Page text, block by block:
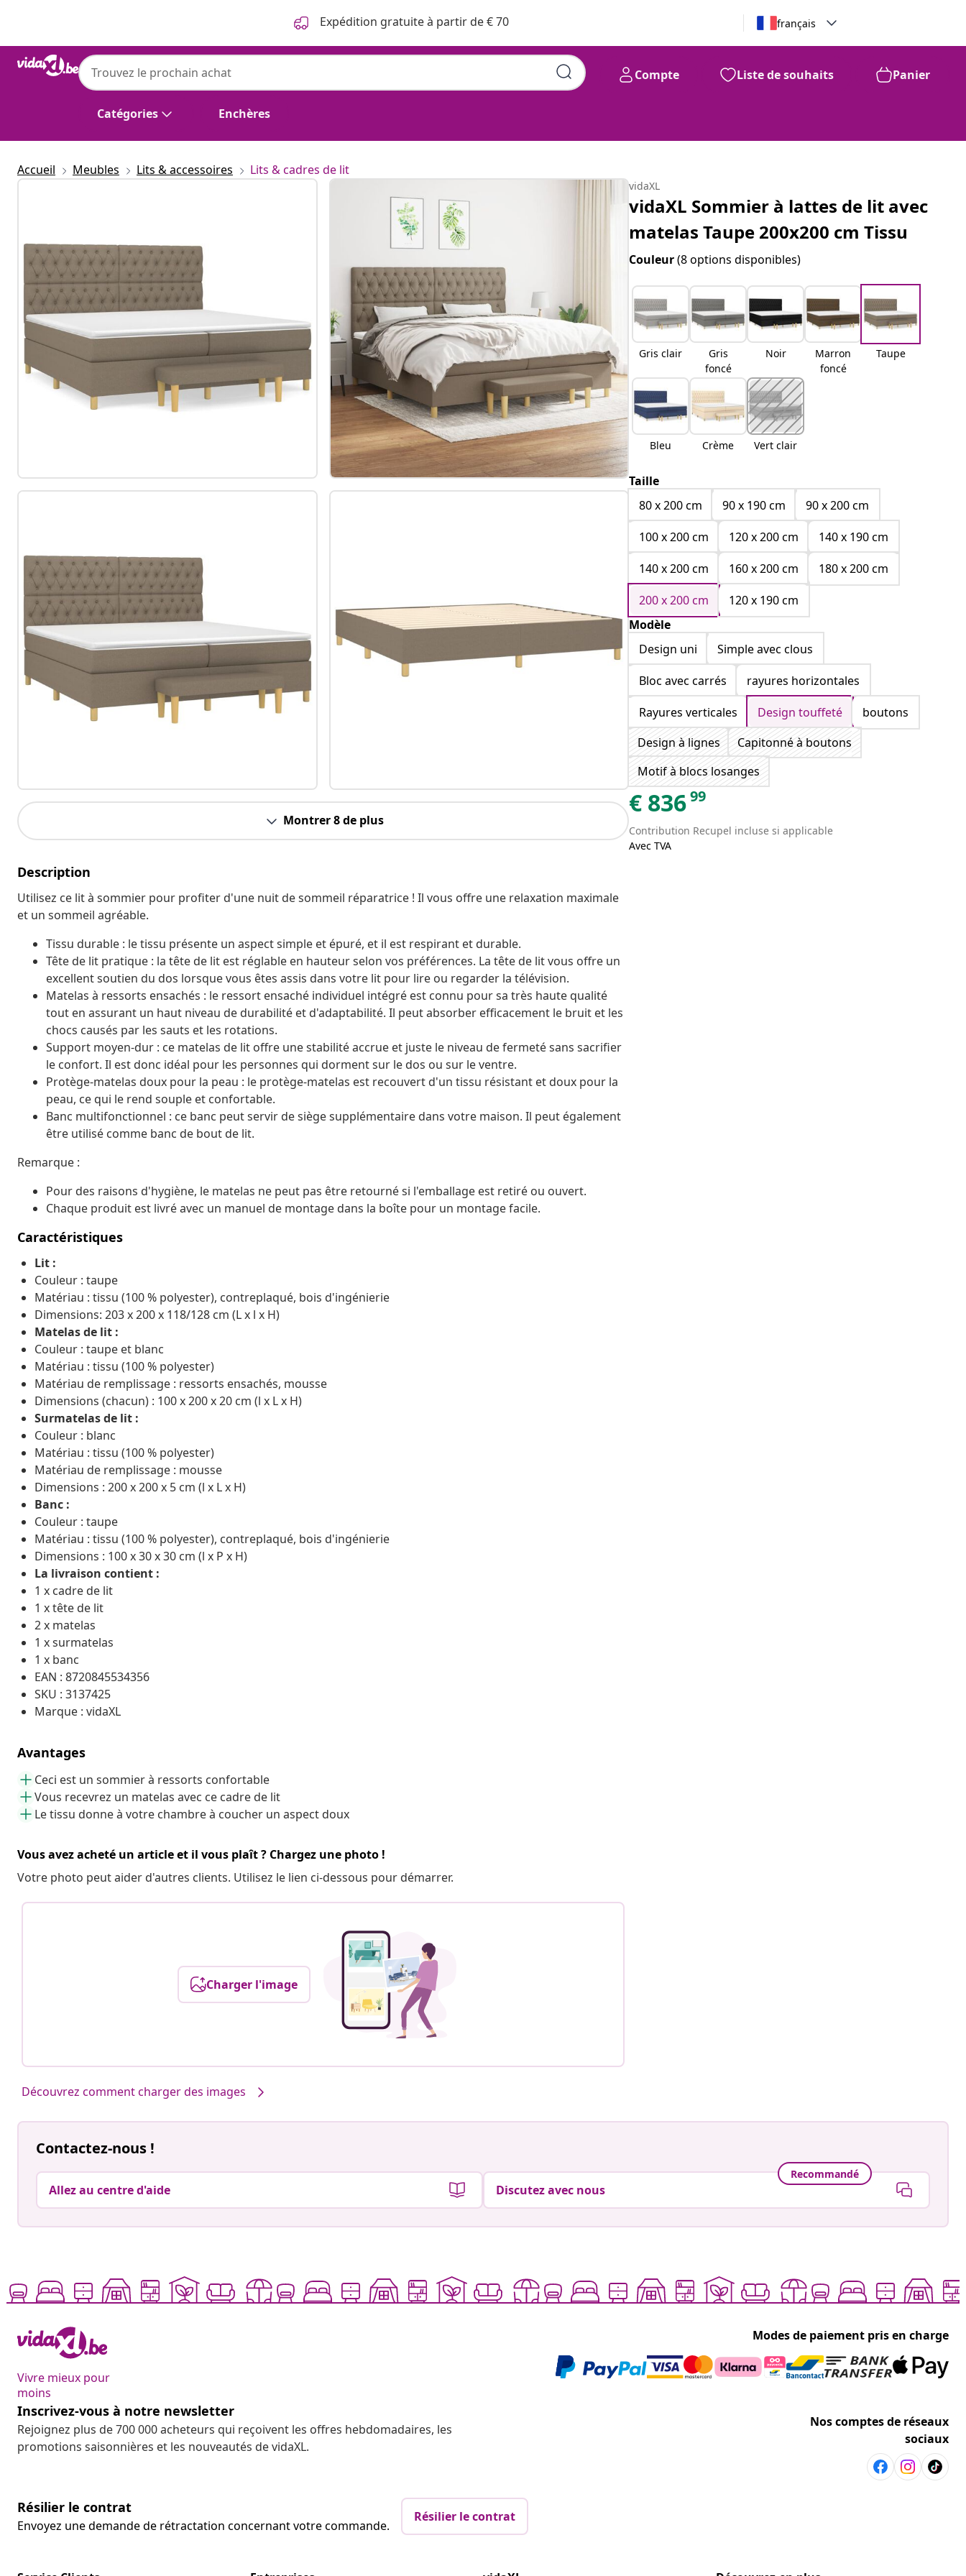
Expédition gratuite à partir de € 70 français
Catégories Enchères
Compte Liste de souhaits Panier
Accueil Meubles Lits & accessoires Lits & cadres de lit
Montrer 8 de plus
Description
Utilisez ce lit à sommier pour profiter d'une nuit de sommeil réparatrice ! Il vous offre une relaxation maximale
et un sommeil agréable.
Tissu durable : le tissu présente un aspect simple et épuré, et il est respirant et durable.
Tête de lit pratique : la tête de lit est réglable en hauteur selon vos préférences. La tête de lit vous offre un
excellent soutien du dos lorsque vous êtes assis dans votre lit pour lire ou regarder la télévision.
Matelas à ressorts ensachés : le ressort ensaché individuel intégré est connu pour sa très haute qualité
tout en assurant un haut niveau de durabilité et d'adaptabilité. Il peut absorber efficacement le bruit et les
chocs causés par les sauts et les rotations.
Support moyen-dur : ce matelas de lit offre une stabilité accrue et juste le niveau de fermeté sans sacrifier
le confort. Il est donc idéal pour les personnes qui dorment sur le dos ou sur le ventre.
Protège-matelas doux pour la peau : le protège-matelas est recouvert d'un tissu résistant et doux pour la
peau, ce qui le rend souple et confortable.
Banc multifonctionnel : ce banc peut servir de siège supplémentaire dans votre maison. Il peut également
être utilisé comme banc de bout de lit.
Remarque :
Pour des raisons d'hygiène, le matelas ne peut pas être retourné si l'emballage est retiré ou ouvert.
Chaque produit est livré avec un manuel de montage dans la boîte pour un montage facile.
Caractéristiques
Lit :
Couleur : taupe
Matériau : tissu (100 % polyester), contreplaqué, bois d'ingénierie
Dimensions: 203 x 200 x 118/128 cm (L x l x H)
Matelas de lit :
Couleur : taupe et blanc
Matériau : tissu (100 % polyester)
Matériau de remplissage : ressorts ensachés, mousse
Dimensions (chacun) : 100 x 200 x 20 cm (l x L x H)
Surmatelas de lit :
Couleur : blanc
Matériau : tissu (100 % polyester)
Matériau de remplissage : mousse
Dimensions : 200 x 200 x 5 cm (l x L x H)
Banc :
Couleur : taupe
Matériau : tissu (100 % polyester), contreplaqué, bois d'ingénierie
Dimensions : 100 x 30 x 30 cm (l x P x H)
La livraison contient :
1 x cadre de lit
1 x tête de lit
2 x matelas
1 x surmatelas
1 x banc
EAN : 8720845534356
SKU : 3137425
Marque : vidaXL
Avantages
Ceci est un sommier à ressorts confortable
Vous recevrez un matelas avec ce cadre de lit
Le tissu donne à votre chambre à coucher un aspect doux
Vous avez acheté un article et il vous plaît ? Chargez une photo !
Votre photo peut aider d'autres clients. Utilisez le lien ci-dessous pour démarrer.
Charger l'image
Découvrez comment charger des images
vidaXL
vidaXL Sommier à lattes de lit avec
matelas Taupe 200x200 cm Tissu
Couleur(8 options disponibles)
Gris clair
Gris
foncé
Noir
Marron
foncé
Taupe
Bleu Crème Vert clair
Taille
80 x 200 cm
90 x 190 cm
90 x 200 cm
100 x 200 cm
120 x 200 cm
140 x 190 cm
140 x 200 cm
160 x 200 cm
180 x 200 cm
200 x 200 cm
120 x 190 cm
Modèle
Design uni
Simple avec clous
Bloc avec carrés
rayures horizontales
Rayures verticales
Design touffeté
boutons
Design à lignes
Capitonné à boutons
Motif à blocs losanges
€ 83699
Contribution Recupel incluse si applicable
Avec TVA
Contactez-nous !
Allez au centre d'aide
Recommandé
Discutez avec nous
Vivre mieux pour
moins
Modes de paiement pris en charge
Inscrivez-vous à notre newsletter
Rejoignez plus de 700 000 acheteurs qui reçoivent les offres hebdomadaires, les
promotions saisonnières et les nouveautés de vidaXL.
Nos comptes de réseaux
sociaux
Résilier le contrat
Envoyez une demande de rétractation concernant votre commande.
Résilier le contrat